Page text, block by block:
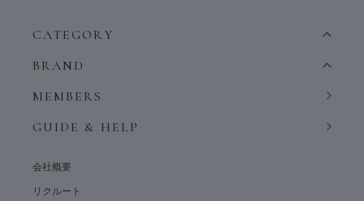
CATEGORY
BRAND
MEMBERS
GUIDE & HELP
会社概要
リクルート